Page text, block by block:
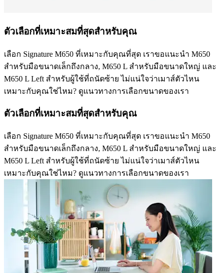
ตัวเลือกที่เหมาะสมที่สุดสำหรับคุณ
เลือก Signature M650 ที่เหมาะกับคุณที่สุด เราขอแนะนำ M650
สำหรับมือขนาดเล็กถึงกลาง, M650 L สำหรับมือขนาดใหญ่ และ
M650 L Left สำหรับผู้ใช้ที่ถนัดซ้าย ไม่แน่ใจว่าเมาส์ตัวไหน
เหมาะกับคุณใช่ไหม? ดูแนวทางการเลือกขนาดของเรา
ตัวเลือกที่เหมาะสมที่สุดสำหรับคุณ
เลือก Signature M650 ที่เหมาะกับคุณที่สุด เราขอแนะนำ M650
สำหรับมือขนาดเล็กถึงกลาง, M650 L สำหรับมือขนาดใหญ่ และ
M650 L Left สำหรับผู้ใช้ที่ถนัดซ้าย ไม่แน่ใจว่าเมาส์ตัวไหน
เหมาะกับคุณใช่ไหม? ดูแนวทางการเลือกขนาดของเรา